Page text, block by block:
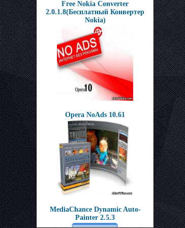
Free Nokia Converter
2.0.1.8(Бесплатный Конвертер
Nokia)
Opera NoAds 10.61
MediaChance Dynamic Auto-
Painter 2.5.3